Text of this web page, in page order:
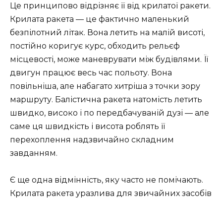
Це принципово відрізняє її від крилатої ракети.
Крилата ракета — це фактично маленький
безпілотний літак. Вона летить на малій висоті,
постійно коригує курс, обходить рельєф
місцевості, може маневрувати між будівлями. Її
двигун працює весь час польоту. Вона
повільніша, але набагато хитріша з точки зору
маршруту. Балістична ракета натомість летить
швидко, високо і по передбачуваній дузі — але
саме ця швидкість і висота роблять її
перехоплення надзвичайно складним
завданням.
Є ще одна відмінність, яку часто не помічають.
Крилата ракета уразлива для звичайних засобів